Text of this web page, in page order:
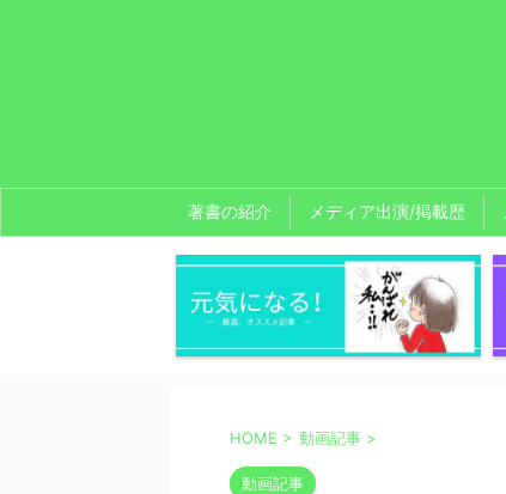
著書の紹介 メディア出演/掲載歴
HOME > 動画記事 >
動画記事